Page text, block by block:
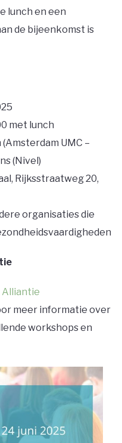
lunch en een
de bijeenkomst is
met lunch
UMC –
(Nivel)
Rijksstraatweg 20,
organisaties die
Alliantie
meer informatie over
workshops en